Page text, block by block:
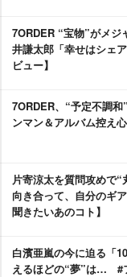
7ORDER “宝物”がメ
井謙太郎「幸せはシェ
ビュー】
7ORDER、“予定不調
ンマン＆アルバム控え
片寄涼太を質問攻めで
向き合って、自分のギ
聞きたいあのコト】
白濱亜嵐の今に迫る「
えるほどの“夢”は… #